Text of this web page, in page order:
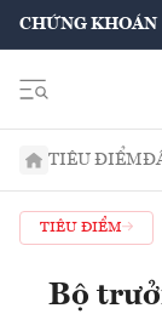
CHỨNG KHOÁN
TIÊU ĐIỂM
TIÊU ĐIỂM
Bộ